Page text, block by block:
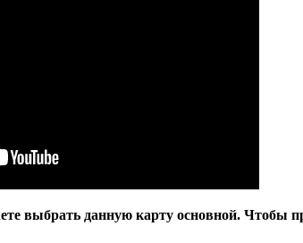
выбрать данную карту основной. Чтобы